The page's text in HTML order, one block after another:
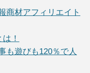
商材アフィリエイト
！
も遊びも120％で人